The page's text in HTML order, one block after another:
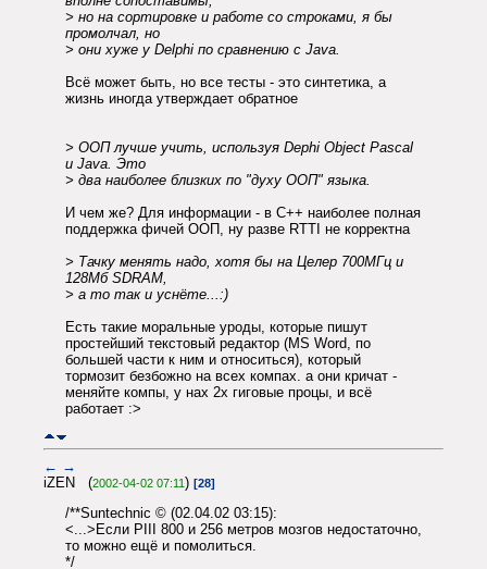
> но на сортировке и работе со строками, я бы
промолчал, но
> они хуже у Delphi по сравнению с Java.
Всё может быть, но все тесты - это синтетика, а
жизнь иногда утверждает обратное
> ООП лучше учить, используя Dephi Object Pascal
и Java. Это
> два наиболее близких по "духу ООП" языка.
И чем же? Для информации - в С++ наиболее полная
поддержка фичей ООП, ну разве RTTI не корректна
> Тачку менять надо, хотя бы на Целер 700МГц и
128Мб SDRAM,
> а то так и уснёте...:)
Есть такие моральные уроды, которые пишут
простейший текстовый редактор (MS Word, по
большей части к ним и относиться), который
тормозит безбожно на всех компах. а они кричат -
меняйте компы, у нах 2х гиговые процы, и всё
работает :>
← →
iZEN (2002-04-02 07:11) [28]
/**Suntechnic © (02.04.02 03:15):
<...>Если PIII 800 и 256 метров мозгов недостаточно,
то можно ещё и помолиться.
*/